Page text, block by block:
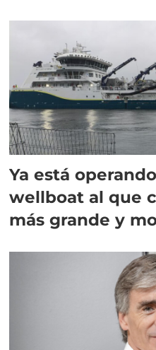
Ya está
wellboat al que
más grande y